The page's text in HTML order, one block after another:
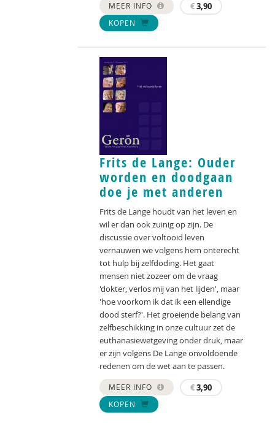
MEER INFO €3,90
KOPEN
Frits de Lange: Ouder
worden en doodgaan
doe je met anderen
Frits de Lange houdt van het leven en
wil er dan ook zuinig op zijn. De
discussie over voltooid leven
vernauwen we volgens hem onterecht
tot hulp bij zelfdoding. Het gaat
mensen niet zozeer om de vraag
'dokter, verlos mij van het lijden', maar
'hoe voorkom ik dat ik een ellendige
dood sterf?'. Het groeiende belang van
zelfbeschikking in onze cultuur zet de
euthanasiewetgeving onder druk, maar
er zijn volgens De Lange onvoldoende
redenen om de wet aan te passen.
MEER INFO €3,90
KOPEN